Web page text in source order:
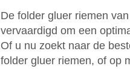
De folder gluer riemen
vervaardigd om een
Of u nu zoekt naar de
folder gluer riemen, of op